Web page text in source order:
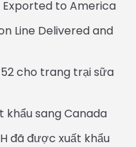
to America
Line Delivered and
cho trang trại sữa
khẩu sang Canada
đã được xuất khẩu